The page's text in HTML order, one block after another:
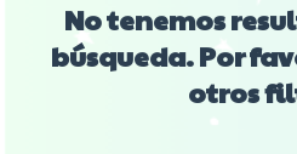
No tenemos
búsqueda. Por
otros